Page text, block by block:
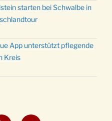
starten bei Schwalbe in
App unterstützt pflegende
Kreis